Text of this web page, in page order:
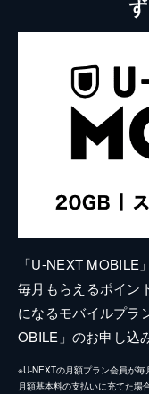
「U-NEXT
毎月もらえるポイン
になるモバイルプラ
OBILE」のお申し込
※U-NEXTの月額プラン会員が
月額基本料の支払いに充てた場合